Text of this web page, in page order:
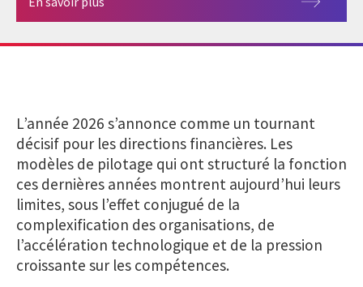
L’année 2026 s’annonce comme un tournant
décisif pour les directions financières. Les
modèles de pilotage qui ont structuré la fonction
ces dernières années montrent aujourd’hui leurs
limites, sous l’effet conjugué de la
complexification des organisations, de
l’accélération technologique et de la pression
croissante sur les compétences.